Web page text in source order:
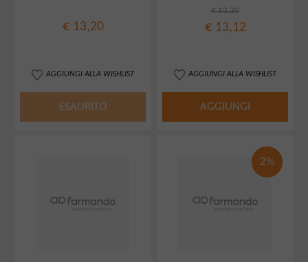
€ 13,20
AGGIUNGI ALLA WISHLIST
ESAURITO
€ 13,30
€ 13,12
AGGIUNGI ALLA WISHLIST
AGGIUNGI
2%